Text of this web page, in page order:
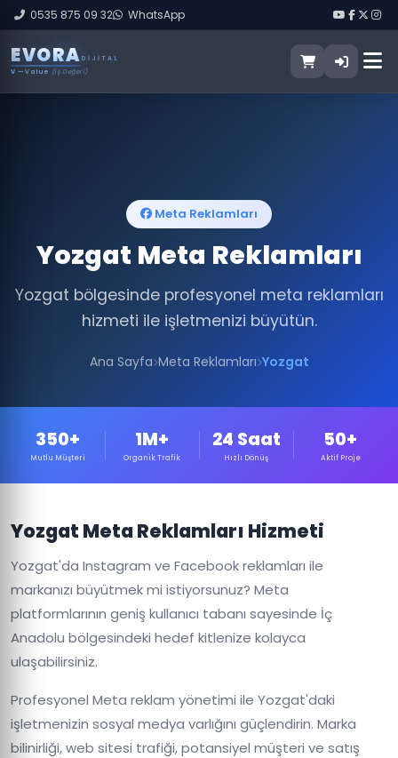
0535 875 09 32 WhatsApp
EVORA DIJITAL
V — Value (İş Değeri)
Meta Reklamları
Yozgat Meta Reklamları
Yozgat bölgesinde profesyonel meta reklamları
hizmeti ile işletmenizi büyütün.
Ana Sayfa Meta Reklamları Yozgat
350+
Mutlu Müşteri
1M+
Organik Trafik
24 Saat
Hızlı Dönüş
50+
Aktif Proje
Yozgat Meta Reklamları Hizmeti
Yozgat'da Instagram ve Facebook reklamları ile
markanızı büyütmek mi istiyorsunuz? Meta
platformlarının geniş kullanıcı tabanı sayesinde İç
Anadolu bölgesindeki hedef kitlenize kolayca
ulaşabilirsiniz.
Profesyonel Meta reklam yönetimi ile Yozgat'daki
işletmenizin sosyal medya varlığını güçlendirin. Marka
bilinirliği, web sitesi trafiği, potansiyel müşteri ve satış